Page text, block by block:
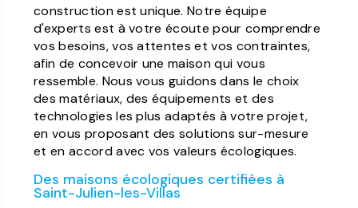
construction est unique. Notre équipe
d'experts est à votre écoute pour comprendre
vos besoins, vos attentes et vos contraintes,
afin de concevoir une maison qui vous
ressemble. Nous vous guidons dans le choix
des matériaux, des équipements et des
technologies les plus adaptés à votre projet,
en vous proposant des solutions sur-mesure
et en accord avec vos valeurs écologiques.
Des maisons écologiques certifiées à
Saint-Julien-les-Villas